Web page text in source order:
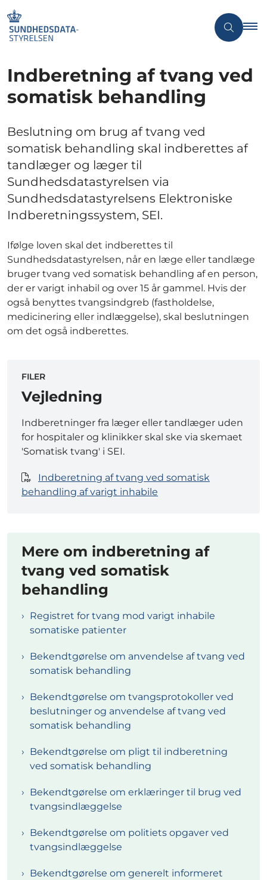
Indberetning af tvang ved
somatisk behandling
Beslutning om brug af tvang ved
somatisk behandling skal indberettes af
tandlæger og læger til
Sundhedsdatastyrelsen via
Sundhedsdatastyrelsens Elektroniske
Indberetningssystem, SEI.
Ifølge loven skal det indberettes til
Sundhedsdatastyrelsen, når en læge eller tandlæge
bruger tvang ved somatisk behandling af en person,
der er varigt inhabil og over 15 år gammel. Hvis der
også benyttes tvangsindgreb (fastholdelse,
medicinering eller indlæggelse), skal beslutningen
om det også indberettes.
FILER
Vejledning
Indberetninger fra læger eller tandlæger uden
for hospitaler og klinikker skal ske via skemaet
'Somatisk tvang' i SEI.
Indberetning af tvang ved somatisk
behandling af varigt inhabile
Mere om indberetning af
tvang ved somatisk
behandling
Registret for tvang mod varigt inhabile
somatiske patienter
Bekendtgørelse om anvendelse af tvang ved
somatisk behandling
Bekendtgørelse om tvangsprotokoller ved
beslutninger og anvendelse af tvang ved
somatisk behandling
Bekendtgørelse om pligt til indberetning
ved somatisk behandling
Bekendtgørelse om erklæringer til brug ved
tvangsindlæggelse
Bekendtgørelse om politiets opgaver ved
tvangsindlæggelse
Bekendtgørelse om generelt informeret